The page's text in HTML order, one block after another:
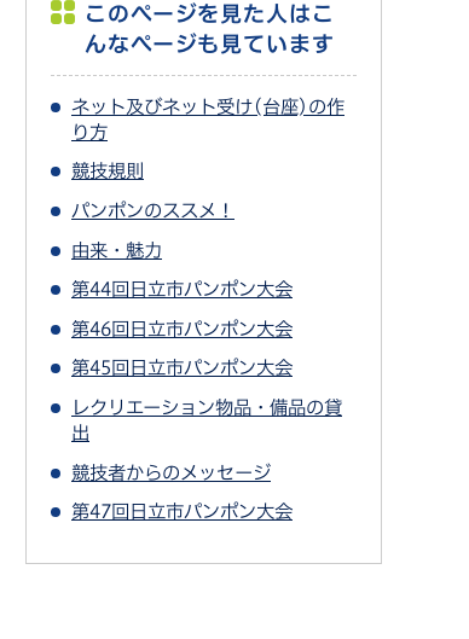
このページを見た人はこ
んなページも見ています
ネット及びネット受け(台座)の作
り方
競技規則
パンポンのススメ！
由来・魅力
第44回日立市パンポン大会
第46回日立市パンポン大会
第45回日立市パンポン大会
レクリエーション物品・備品の貸
出
競技者からのメッセージ
第47回日立市パンポン大会